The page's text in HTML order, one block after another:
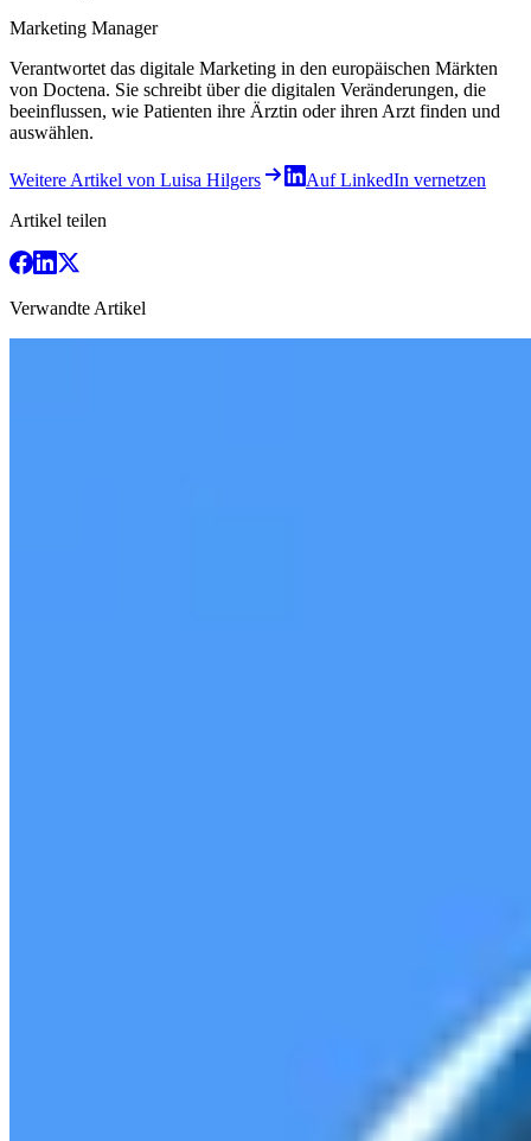
Marketing Manager
Verantwortet das digitale Marketing in den europäischen Märkten
von Doctena. Sie schreibt über die digitalen Veränderungen, die
beeinflussen, wie Patienten ihre Ärztin oder ihren Arzt finden und
auswählen.
Weitere Artikel von Luisa Hilgers
Auf LinkedIn vernetzen
Artikel teilen
Verwandte Artikel